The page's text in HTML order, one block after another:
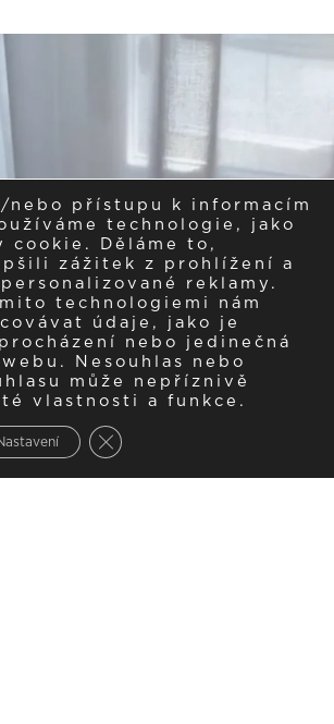
nebo přístupu k informacím
technologie, jako
cookie. Děláme to,
zážitek z prohlížení a
reklamy.
technologiemi nám
údaje, jako je
nebo jedinečná
Nesouhlas nebo
může nepříznivě
vlastnosti a funkce.
Zavřít cookie lištu GDPR